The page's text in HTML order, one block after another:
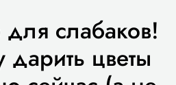
слабаков!
цветы